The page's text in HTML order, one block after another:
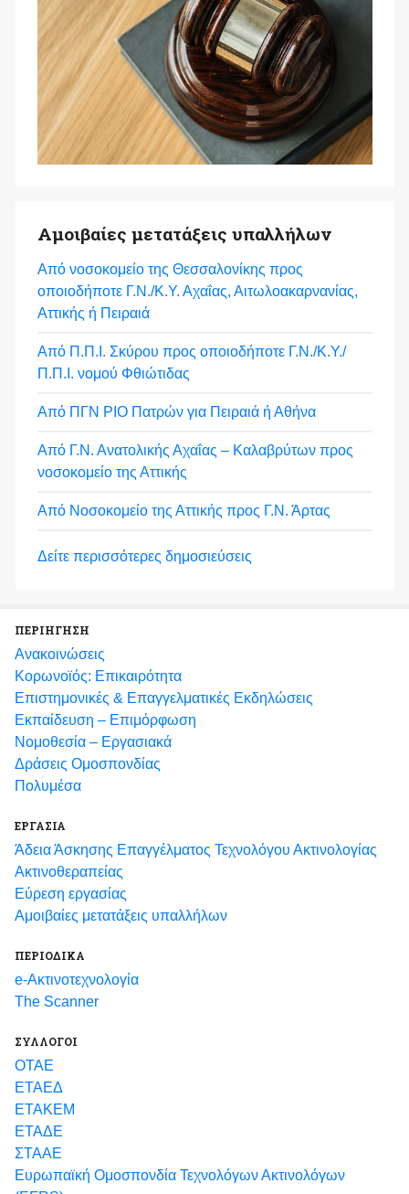
Αμοιβαίες μετατάξεις υπαλλήλων
Από νοσοκομείο της Θεσσαλονίκης προς
οποιοδήποτε Γ.Ν./Κ.Υ. Αχαΐας, Αιτωλοακαρνανίας,
Αττικής ή Πειραιά
Από Π.Π.Ι. Σκύρου προς οποιοδήποτε Γ.Ν./Κ.Υ./
Π.Π.Ι. νομού Φθιώτιδας
Από ΠΓΝ ΡΙΟ Πατρών για Πειραιά ή Αθήνα
Από Γ.Ν. Ανατολικής Αχαΐας – Καλαβρύτων προς
νοσοκομείο της Αττικής
Από Νοσοκομείο της Αττικής προς Γ.Ν. Άρτας
Δείτε περισσότερες δημοσιεύσεις
ΠΕΡΙΗΓΗΣΗ
Ανακοινώσεις
Κορωνοϊός: Επικαιρότητα
Eπιστημονικές & Επαγγελματικές Eκδηλώσεις
Εκπαίδευση – Επιμόρφωση
Νομοθεσία – Εργασιακά
Δράσεις Ομοσπονδίας
Πολυμέσα
ΕΡΓΑΣΙΑ
Άδεια Άσκησης Επαγγέλματος Τεχνολόγου Ακτινολογίας
Ακτινοθεραπείας
Εύρεση εργασίας
Αμοιβαίες μετατάξεις υπαλλήλων
ΠΕΡΙΟΔΙΚΑ
e-Ακτινοτεχνολογία
The Scanner
ΣΥΛΛΟΓΟΙ
ΟΤΑΕ
ΕΤΑΕΔ
ΕΤΑΚΕΜ
ΕΤΑΔΕ
ΣΤΑΑΕ
Ευρωπαϊκή Ομοσπονδία Τεχνολόγων Ακτινολόγων